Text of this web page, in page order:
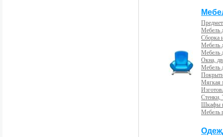
Мебель
Сборка
Мебель
Мебель
Окна,
Мебель
Мягкая
Стенки,
Шкафы
Мебель